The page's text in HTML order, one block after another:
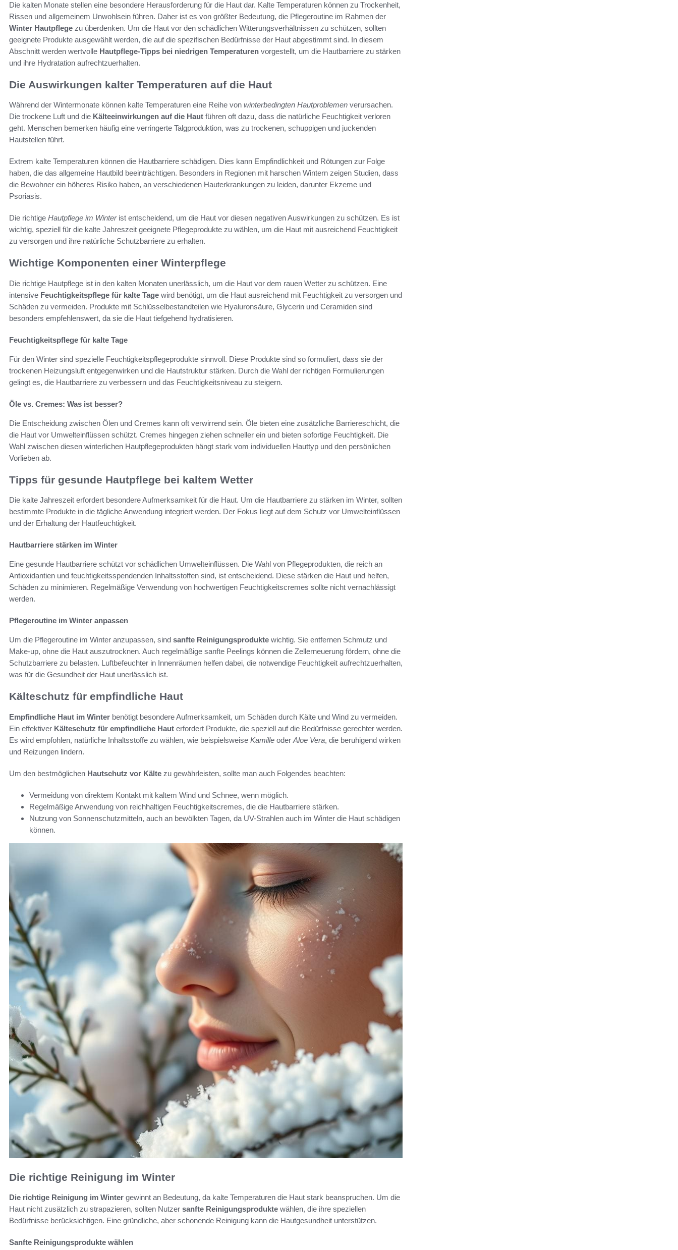
Die kalten Monate stellen eine besondere Herausforderung für die Haut dar. Kalte Temperaturen können zu Trockenheit,
Rissen und allgemeinem Unwohlsein führen. Daher ist es von größter Bedeutung, die Pflegeroutine im Rahmen der
Winter Hautpflege zu überdenken. Um die Haut vor den schädlichen Witterungsverhältnissen zu schützen, sollten
geeignete Produkte ausgewählt werden, die auf die spezifischen Bedürfnisse der Haut abgestimmt sind. In diesem
Abschnitt werden wertvolle Hautpflege-Tipps bei niedrigen Temperaturen vorgestellt, um die Hautbarriere zu stärken
und ihre Hydratation aufrechtzuerhalten.
Die Auswirkungen kalter Temperaturen auf die Haut
Während der Wintermonate können kalte Temperaturen eine Reihe von winterbedingten Hautproblemen verursachen.
Die trockene Luft und die Kälteeinwirkungen auf die Haut führen oft dazu, dass die natürliche Feuchtigkeit verloren
geht. Menschen bemerken häufig eine verringerte Talgproduktion, was zu trockenen, schuppigen und juckenden
Hautstellen führt.
Extrem kalte Temperaturen können die Hautbarriere schädigen. Dies kann Empfindlichkeit und Rötungen zur Folge
haben, die das allgemeine Hautbild beeinträchtigen. Besonders in Regionen mit harschen Wintern zeigen Studien, dass
die Bewohner ein höheres Risiko haben, an verschiedenen Hauterkrankungen zu leiden, darunter Ekzeme und
Psoriasis.
Die richtige Hautpflege im Winterist entscheidend, um die Haut vor diesen negativen Auswirkungen zu schützen. Es ist
wichtig, speziell für die kalte Jahreszeit geeignete Pflegeprodukte zu wählen, um die Haut mit ausreichend Feuchtigkeit
zu versorgen und ihre natürliche Schutzbarriere zu erhalten.
Wichtige Komponenten einer Winterpflege
Die richtige Hautpflege ist in den kalten Monaten unerlässlich, um die Haut vor dem rauen Wetter zu schützen. Eine
intensive Feuchtigkeitspflege für kalte Tage wird benötigt, um die Haut ausreichend mit Feuchtigkeit zu versorgen und
Schäden zu vermeiden. Produkte mit Schlüsselbestandteilen wie Hyaluronsäure, Glycerin und Ceramiden sind
besonders empfehlenswert, da sie die Haut tiefgehend hydratisieren.
Feuchtigkeitspflege für kalte Tage
Für den Winter sind spezielle Feuchtigkeitspflegeprodukte sinnvoll. Diese Produkte sind so formuliert, dass sie der
trockenen Heizungsluft entgegenwirken und die Hautstruktur stärken. Durch die Wahl der richtigen Formulierungen
gelingt es, die Hautbarriere zu verbessern und das Feuchtigkeitsniveau zu steigern.
Öle vs. Cremes: Was ist besser?
Die Entscheidung zwischen Ölen und Cremes kann oft verwirrend sein. Öle bieten eine zusätzliche Barriereschicht, die
die Haut vor Umwelteinflüssen schützt. Cremes hingegen ziehen schneller ein und bieten sofortige Feuchtigkeit. Die
Wahl zwischen diesen winterlichen Hautpflegeprodukten hängt stark vom individuellen Hauttyp und den persönlichen
Vorlieben ab.
Tipps für gesunde Hautpflege bei kaltem Wetter
Die kalte Jahreszeit erfordert besondere Aufmerksamkeit für die Haut. Um die Hautbarriere zu stärken im Winter, sollten
bestimmte Produkte in die tägliche Anwendung integriert werden. Der Fokus liegt auf dem Schutz vor Umwelteinflüssen
und der Erhaltung der Hautfeuchtigkeit.
Hautbarriere stärken im Winter
Eine gesunde Hautbarriere schützt vor schädlichen Umwelteinflüssen. Die Wahl von Pflegeprodukten, die reich an
Antioxidantien und feuchtigkeitsspendenden Inhaltsstoffen sind, ist entscheidend. Diese stärken die Haut und helfen,
Schäden zu minimieren. Regelmäßige Verwendung von hochwertigen Feuchtigkeitscremes sollte nicht vernachlässigt
werden.
Pflegeroutine im Winter anpassen
Um die Pflegeroutine im Winter anzupassen, sind sanfte Reinigungsprodukte wichtig. Sie entfernen Schmutz und
Make-up, ohne die Haut auszutrocknen. Auch regelmäßige sanfte Peelings können die Zellerneuerung fördern, ohne die
Schutzbarriere zu belasten. Luftbefeuchter in Innenräumen helfen dabei, die notwendige Feuchtigkeit aufrechtzuerhalten,
was für die Gesundheit der Haut unerlässlich ist.
Kälteschutz für empfindliche Haut
Empfindliche Haut im Winter benötigt besondere Aufmerksamkeit, um Schäden durch Kälte und Wind zu vermeiden.
Ein effektiver Kälteschutz für empfindliche Haut erfordert Produkte, die speziell auf die Bedürfnisse gerechter werden.
Es wird empfohlen, natürliche Inhaltsstoffe zu wählen, wie beispielsweise Kamille oder Aloe Vera, die beruhigend wirken
und Reizungen lindern.
Um den bestmöglichen Hautschutz vor Kälte zu gewährleisten, sollte man auch Folgendes beachten:
Vermeidung von direktem Kontakt mit kaltem Wind und Schnee, wenn möglich.
Regelmäßige Anwendung von reichhaltigen Feuchtigkeitscremes, die die Hautbarriere stärken.
Nutzung von Sonnenschutzmitteln, auch an bewölkten Tagen, da UV-Strahlen auch im Winter die Haut schädigen
können.
Die richtige Reinigung im Winter
Die richtige Reinigung im Winter gewinnt an Bedeutung, da kalte Temperaturen die Haut stark beanspruchen. Um die
Haut nicht zusätzlich zu strapazieren, sollten Nutzer sanfte Reinigungsprodukte wählen, die ihre speziellen
Bedürfnisse berücksichtigen. Eine gründliche, aber schonende Reinigung kann die Hautgesundheit unterstützen.
Sanfte Reinigungsprodukte wählen